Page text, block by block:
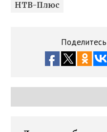
НТВ-Плюс